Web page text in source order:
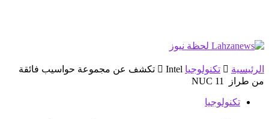
الرئيسية تكنولوجيا
Intel تكشف عن مجموعة حواسيب فائقة
من طراز NUC 11
تكنولوجيا